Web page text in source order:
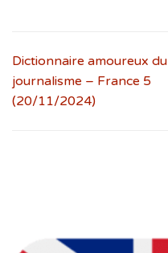
Dictionnaire amoureux du
journalisme – France 5
(20/11/2024)